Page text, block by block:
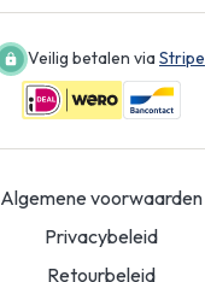
Veilig betalen via Stripe
Algemene voorwaarden
Privacybeleid
Retourbeleid